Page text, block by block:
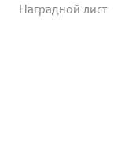
Наградной лист